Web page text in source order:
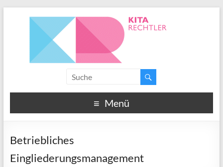
Menü
Betriebliches
Eingliederungsmanagement